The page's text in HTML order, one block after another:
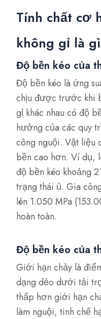
Tính chất cơ
không gỉ là gì
Độ bền kéo của
Độ bền kéo là ứng
chịu được trước khi
gỉ khác nhau có độ
hưởng của các quy
công nguội. Vật liệu
bền cao hơn. Ví dụ,
độ bền kéo khoảng
trạng thái ủ. Gia
lên 1.050 MPa
hoàn toàn.
Độ bền kéo của
Giới hạn chảy là
dạng dẻo dưới tải
thấp hơn giới hạn
làm nguội, tinh chế